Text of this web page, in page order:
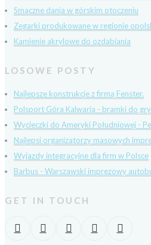
Smaczne dania w górskim otoczeniu
Zegarki produkowane w regionie
Kamienie akrylowe do ozdabiania
LOSOWE POSTY
Najlepsze konstrukcje z firmą Fenster.
Polsport Góra Kalwaria - bramki do gry
Wycieczki do Ameryki Południowej -
Najlepsi organizatorzy masowych
Wyjazdy integracyjne dla firm w Polsce
Barbus - Warszawski imprezowy
GET IN TOUCH